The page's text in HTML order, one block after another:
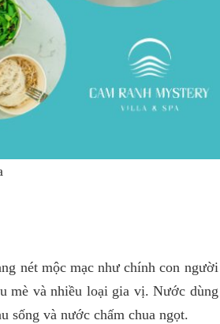
nét mộc mạc như chính con người
mè và nhiều loại gia vị. Nước dùng
sống và nước chấm chua ngọt.